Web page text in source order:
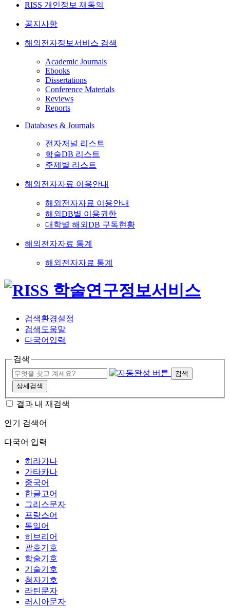
RISS 개인정보 재동의
공지사항
해외전자정보서비스 검색
Academic Journals
Ebooks
Dissertations
Conference Materials
Reviews
Reports
Databases & Journals
전자저널 리스트
학술DB 리스트
주제별 리스트
해외전자자료 이용안내
해외전자자료 이용안내
해외DB별 이용권한
대학별 해외DB 구독현황
해외전자자료 통계
해외전자자료 통계
검색환경설정
검색도움말
다국어입력
검색
검색
상세검색
결과 내 재검색
인기 검색어
다국어 입력
히라가나
가타카나
중국어
한글고어
그리스문자
프랑스어
독일어
히브리어
괄호기호
학술기호
기술기호
첨자기호
라틴문자
러시아문자